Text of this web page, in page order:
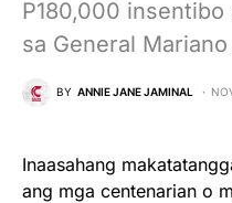
P180,000
sa General
BY ANNIE JANE JAMINAL
Inaasahang
ang mga centenarian o